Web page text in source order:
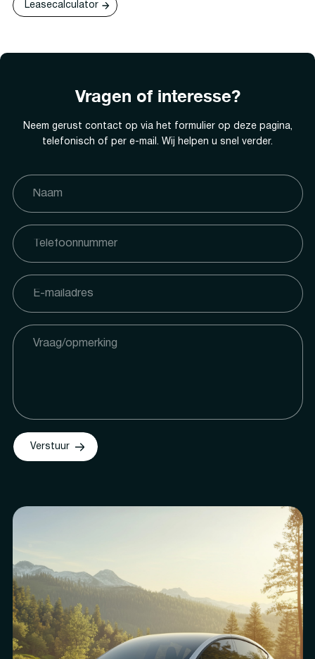
Leasecalculator
Vragen of interesse?
Neem gerust contact op via het formulier op deze pagina,
telefonisch of per e-mail. Wij helpen u snel verder.
Verstuur